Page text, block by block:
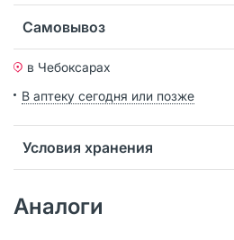
Самовывоз
в Чебоксарах
В аптеку сегодня или позже
Условия хранения
Аналоги